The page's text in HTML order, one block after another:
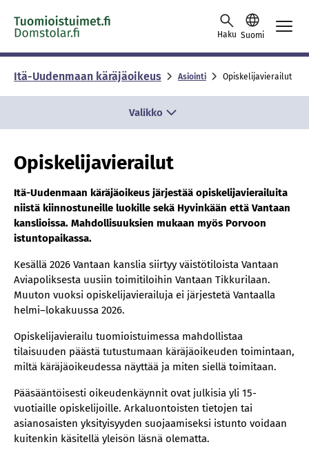
Skip to content -saavutettavuusohje
Haku Suomi
Itä-Uudenmaan käräjäoikeus Asiointi Opiskelijavierailut
Valikko
Opiskelijavierailut
Itä-Uudenmaan käräjäoikeus järjestää opiskelijavierailuita
niistä kiinnostuneille luokille sekä Hyvinkään että Vantaan
kanslioissa. Mahdollisuuksien mukaan myös Porvoon
istuntopaikassa.
Kesällä 2026 Vantaan kanslia siirtyy väistötiloista Vantaan
Aviapoliksesta uusiin toimitiloihin Vantaan Tikkurilaan.
Muuton vuoksi opiskelijavierailuja ei järjestetä Vantaalla
helmi–lokakuussa 2026.
Opiskelijavierailu tuomioistuimessa mahdollistaa
tilaisuuden päästä tutustumaan käräjäoikeuden toimintaan,
miltä käräjäoikeudessa näyttää ja miten siellä toimitaan.
Pääsääntöisesti oikeudenkäynnit ovat julkisia yli 15-
vuotiaille opiskelijoille. Arkaluontoisten tietojen tai
asianosaisten yksityisyyden suojaamiseksi istunto voidaan
kuitenkin käsitellä yleisön läsnä olematta.